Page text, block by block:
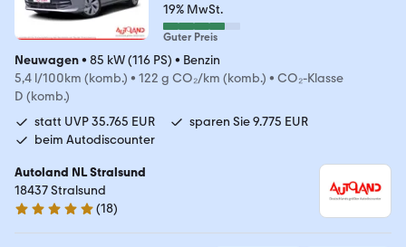
19% MwSt.
Guter Preis
Neuwagen• 85 kW (116 PS) • Benzin
5,4 l/100km (komb.) • 122 g CO₂/km (komb.) • CO₂-Klasse
D (komb.)
statt UVP 35.765 EUR
sparen Sie 9.775 EUR
beim Autodiscounter
Autoland NL Stralsund
18437 Stralsund
4.9 Sterne
(18)